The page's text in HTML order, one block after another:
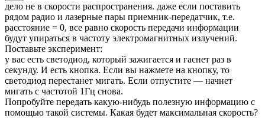
дело не в скорости распространения. даже если поставить
рядом радио и лазерные пары приемник-передатчик, т.е.
расстояние = 0, все равно скорость передачи информации
будут упираться в частоту электромагнитных излучений.
Поставьте эксперимент:
у вас есть светодиод, который зажигается и гаснет раз в
секунду. И есть кнопка. Если вы нажмете на кнопку, то
светодиод перестанет мигать. Если отпустите — начнет
мигать с частотой 1Гц снова.
Попробуйте передать какую-нибудь полезную информацию с
помощью такой системы. Какая будет максимальная скорость?